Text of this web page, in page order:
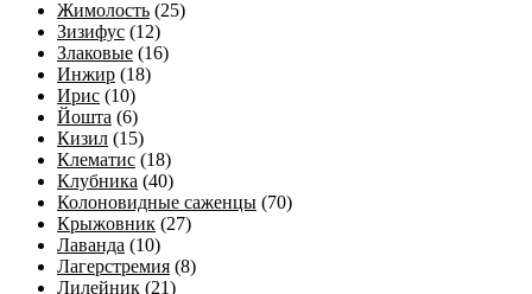
Жимолость (25)
Зизифус (12)
Злаковые (16)
Инжир (18)
Ирис (10)
Йошта (6)
Кизил (15)
Клематис (18)
Клубника (40)
Колоновидные саженцы (70)
Крыжовник (27)
Лаванда (10)
Лагерстремия (8)
Лилейник (21)